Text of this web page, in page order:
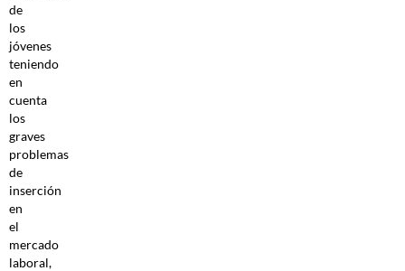
de
los
jóvenes
teniendo
en
cuenta
los
graves
problemas
de
inserción
en
el
mercado
laboral,